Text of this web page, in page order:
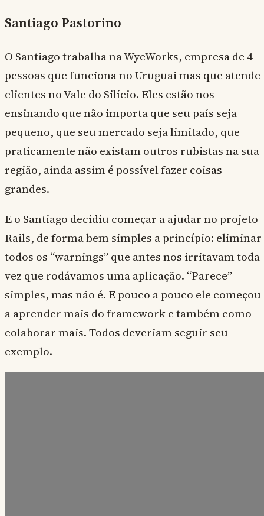
Santiago Pastorino
O Santiago trabalha na WyeWorks, empresa de 4
pessoas que funciona no Uruguai mas que atende
clientes no Vale do Silício. Eles estão nos
ensinando que não importa que seu país seja
pequeno, que seu mercado seja limitado, que
praticamente não existam outros rubistas na sua
região, ainda assim é possível fazer coisas
grandes.
E o Santiago decidiu começar a ajudar no projeto
Rails, de forma bem simples a princípio: eliminar
todos os “warnings” que antes nos irritavam toda
vez que rodávamos uma aplicação. “Parece”
simples, mas não é. E pouco a pouco ele começou
a aprender mais do framework e também como
colaborar mais. Todos deveriam seguir seu
exemplo.